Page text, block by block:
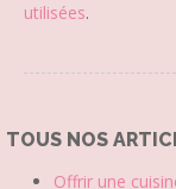
utilisées.
TOUS NOS
Offrir une